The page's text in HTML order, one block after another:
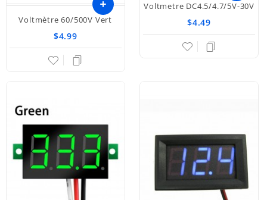
Voltmètre 60/500V Vert
$4.99
Voltmetre DC4.5/4.7/5V-30V
$4.49
Ajouter
au